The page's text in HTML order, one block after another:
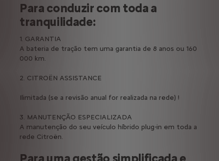
Para conduzir com toda a
tranquilidade:
1. GARANTIA
A bateria de tração tem uma garantia de 8 anos ou 160
000 km.
2. CITROËN ASSISTANCE
Ilimitada (se a revisão anual for realizada na rede) ! ​
3. MANUTENÇÃO ESPECIALIZADA
A manutenção do seu veículo híbrido plug-in em toda a
rede Citroën.